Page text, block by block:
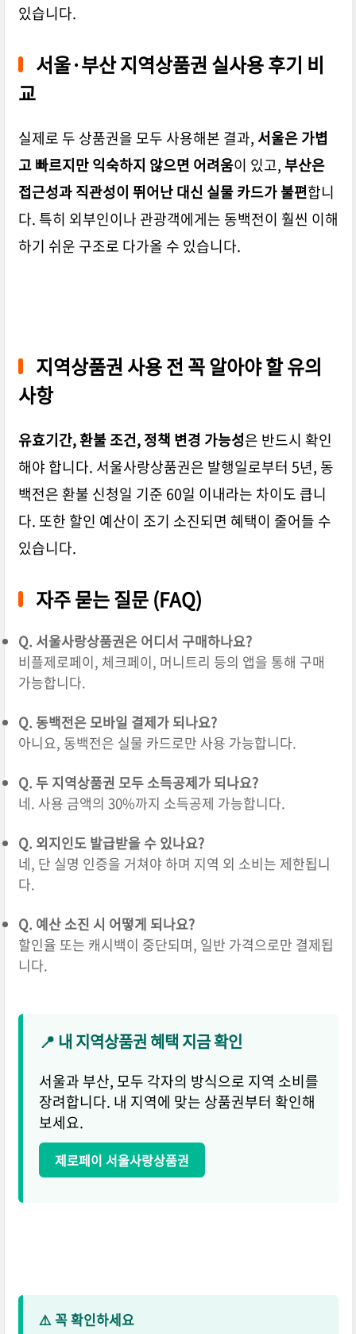
있습니다.
서울·부산 지역상품권 실사용 후기 비
교
실제로 두 상품권을 모두 사용해본 결과, 서울은 가볍
고 빠르지만 익숙하지 않으면 어려움이 있고, 부산은
접근성과 직관성이 뛰어난 대신 실물 카드가 불편합니
다. 특히 외부인이나 관광객에게는 동백전이 훨씬 이해
하기 쉬운 구조로 다가올 수 있습니다.
지역상품권 사용 전 꼭 알아야 할 유의
사항
유효기간, 환불 조건, 정책 변경 가능성은 반드시 확인
해야 합니다. 서울사랑상품권은 발행일로부터 5년, 동
백전은 환불 신청일 기준 60일 이내라는 차이도 큽니
다. 또한 할인 예산이 조기 소진되면 혜택이 줄어들 수
있습니다.
자주 묻는 질문 (FAQ)
Q. 서울사랑상품권은 어디서 구매하나요?
비플제로페이, 체크페이, 머니트리 등의 앱을 통해 구매
가능합니다.
Q. 동백전은 모바일 결제가 되나요?
아니요, 동백전은 실물 카드로만 사용 가능합니다.
Q. 두 지역상품권 모두 소득공제가 되나요?
네. 사용 금액의 30%까지 소득공제 가능합니다.
Q. 외지인도 발급받을 수 있나요?
네, 단 실명 인증을 거쳐야 하며 지역 외 소비는 제한됩니
다.
Q. 예산 소진 시 어떻게 되나요?
할인율 또는 캐시백이 중단되며, 일반 가격으로만 결제됩
니다.
📍 내 지역상품권 혜택 지금 확인
서울과 부산, 모두 각자의 방식으로 지역 소비를
장려합니다. 내 지역에 맞는 상품권부터 확인해
보세요.
제로페이 서울사랑상품권
⚠️ 꼭 확인하세요